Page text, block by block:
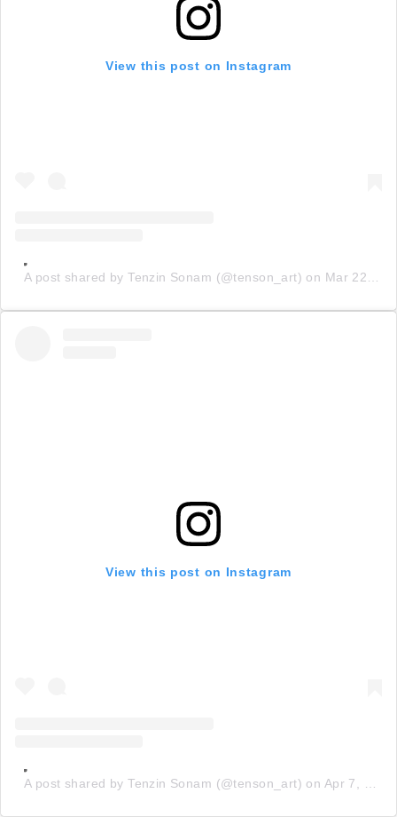
View this post on Instagram
A post shared by Tenzin Sonam (@tenson_art) on Mar 22, 2020 at 9:56pm PDT
View this post on Instagram
A post shared by Tenzin Sonam (@tenson_art) on Apr 7, 2020 at 1:18am PDT